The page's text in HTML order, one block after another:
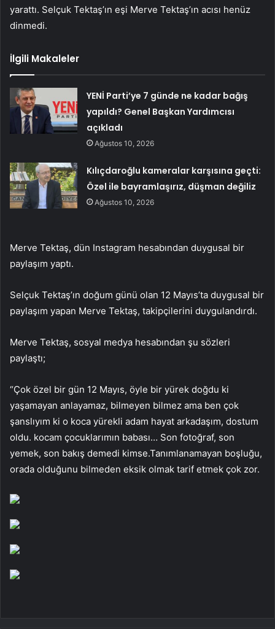
yarattı. Selçuk Tektaş’ın eşi Merve Tektaş’ın acısı henüz
dinmedi.
İlgili Makaleler
YENİ Parti’ye 7 günde ne kadar bağış
yapıldı? Genel Başkan Yardımcısı
açıkladı
Ağustos 10, 2026
Kılıçdaroğlu kameralar karşısına geçti:
Özel ile bayramlaşırız, düşman değiliz
Ağustos 10, 2026
Merve Tektaş, dün Instagram hesabından duygusal bir
paylaşım yaptı.
Selçuk Tektaş’ın doğum günü olan 12 Mayıs’ta duygusal bir
paylaşım yapan Merve Tektaş, takipçilerini duygulandırdı.
Merve Tektaş, sosyal medya hesabından şu sözleri
paylaştı;
“Çok özel bir gün 12 Mayıs, öyle bir yürek doğdu ki
yaşamayan anlayamaz, bilmeyen bilmez ama ben çok
şanslıyım ki o koca yürekli adam hayat arkadaşım, dostum
oldu. kocam çocuklarımın babası… Son fotoğraf, son
yemek, son bakış demedi kimse.Tanımlanamayan boşluğu,
orada olduğunu bilmeden eksik olmak tarif etmek çok zor.